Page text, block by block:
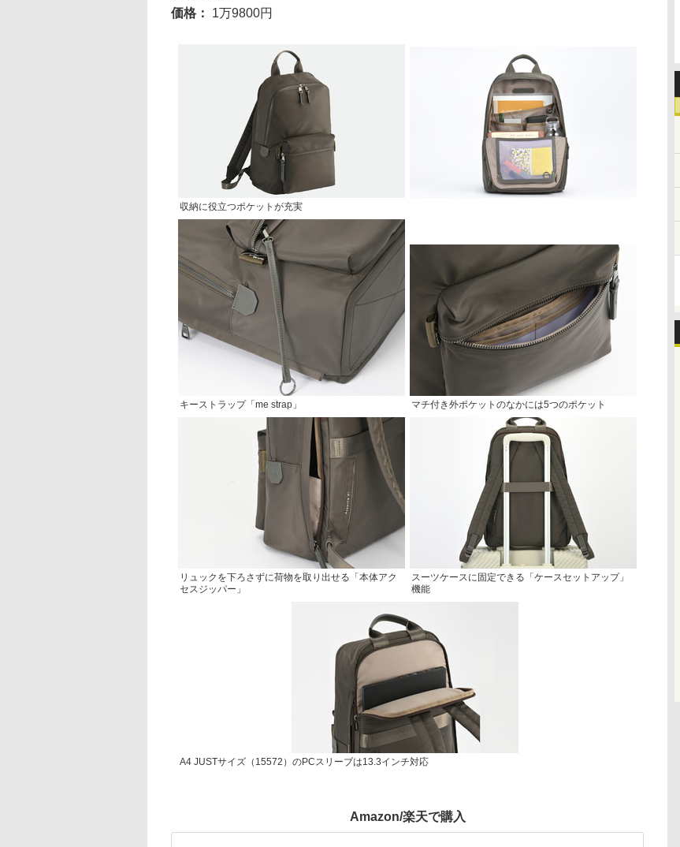
価格： 1万9800円
収納に役立つポケットが充実
キーストラップ「me strap」 マチ付き外ポケットのなかには5つのポケット
リュックを下ろさずに荷物を取り出せる「本体アク
セスジッパー」
スーツケースに固定できる「ケースセットアップ」
機能
A4 JUSTサイズ（15572）のPCスリーブは13.3インチ対応
Amazon/楽天で購入